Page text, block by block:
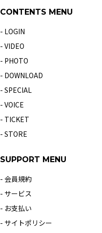
CONTENTS MENU
- LOGIN
- VIDEO
- PHOTO
- DOWNLOAD
- SPECIAL
- VOICE
- TICKET
- STORE
SUPPORT MENU
- 会員規約
- サービス
- お支払い
- サイトポリシー